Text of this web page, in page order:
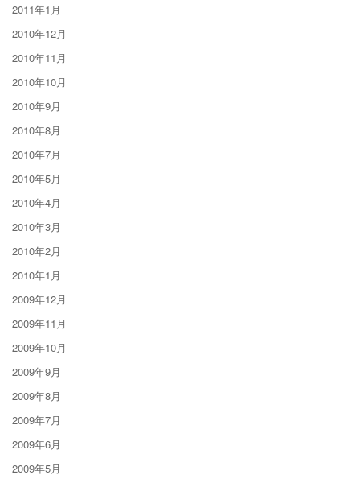
2011年1月
2010年12月
2010年11月
2010年10月
2010年9月
2010年8月
2010年7月
2010年5月
2010年4月
2010年3月
2010年2月
2010年1月
2009年12月
2009年11月
2009年10月
2009年9月
2009年8月
2009年7月
2009年6月
2009年5月